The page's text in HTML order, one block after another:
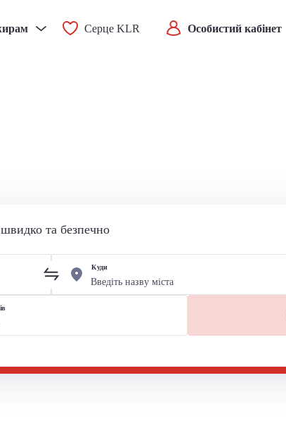
Серце KLR Особистий кабінет
та безпечно
Куди